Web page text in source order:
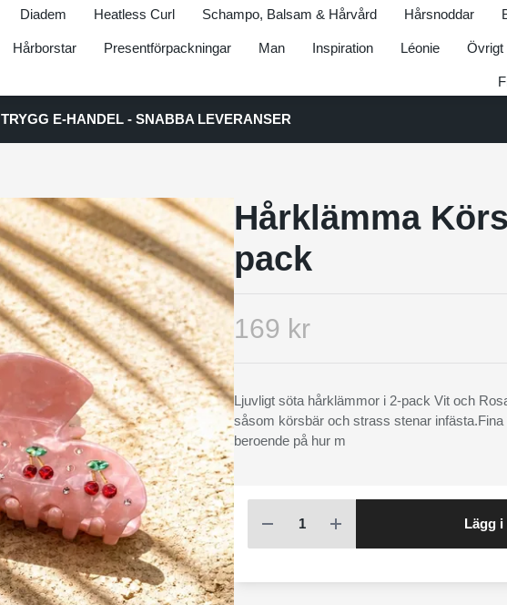
Diadem Heatless Curl Schampo, Balsam & Hårvård Hårsnoddar
Hårborstar Presentförpackningar Man Inspiration Léonie Övrigt
TRYGG E-HANDEL - SNABBA LEVERANSER
Hårklämma
pack
169 kr
Ljuvligt söta hårklämmor i 2-pack Vit och
såsom körsbär och strass stenar infästa.Fina
beroende på hur m
Lägg